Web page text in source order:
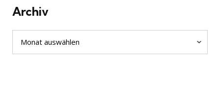
Archiv